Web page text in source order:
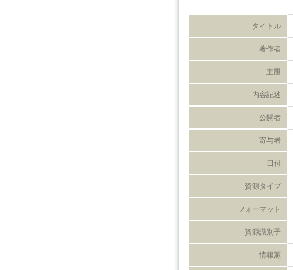
タイトル
著作者
主題
内容記述
公開者
寄与者
日付
資源タイプ
フォーマット
資源識別子
情報源